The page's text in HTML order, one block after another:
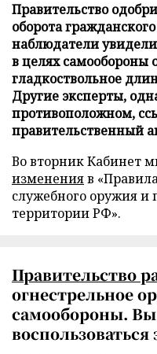
Правительство
оборота
наблюдатели
в целях самообороны
гладкоствольное
Другие эксперты,
противоположном,
правительственный
Во вторник Кабинет
измененияв
служебного оружия и
территории РФ».
Правительство
огнестрельное
самообороны.